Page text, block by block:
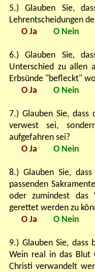
5.) Glauben Sie,
Lehrentscheidungen
O Ja
O Nein
6.) Glauben Sie,
Unterschied zu allen
Erbsünde "befleckt"
O Ja
O Nein
7.) Glauben Sie,
verwest sei,
aufgefahren sei?
O Ja
O Nein
8.) Glauben Sie,
passenden
oder zumindest das
gerettet werden zu
O Ja
O Nein
9.) Glauben Sie, dass
Wein real in das Blut
Christi verwandelt